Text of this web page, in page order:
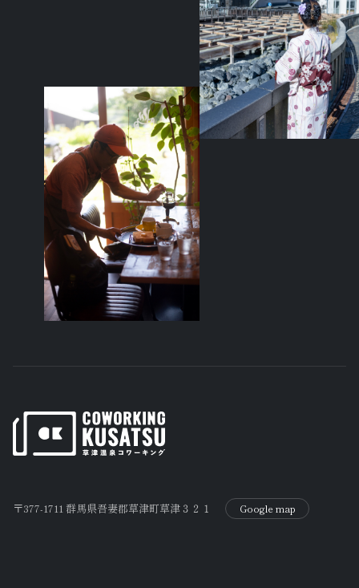
〒377-1711 群馬県吾妻郡草津町草津３２１ Google map